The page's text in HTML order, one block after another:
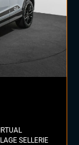
SELLERIE